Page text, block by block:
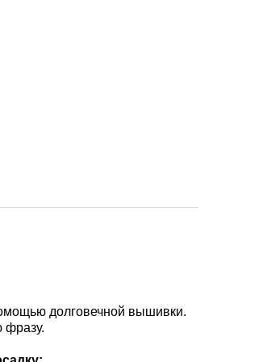
долговечной вышивки.
фразу.